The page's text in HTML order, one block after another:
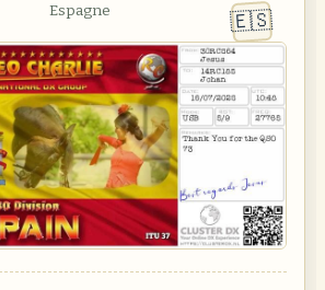
🇪🇸
Espagne